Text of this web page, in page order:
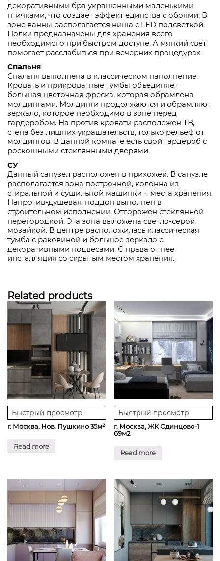
декоративными бра украшенными маленькими
птичками, что создает эффект единства с обоями. В
зоне ванны располагается ниша с LED подсветкой.
Полки предназначены для хранения всего
необходимого при быстром доступе. А мягкий свет
помогает расслабиться при вечерних процедурах.
Спальня
Спальня выполнена в классическом наполнение.
Кровать и прикроватные тумбы объединяет
большая цветочная фреска, которая обрамлена
молдингами. Молдинги продолжаются и обрамляют
зеркало, которое необходимо в зоне перед
гардеробом. На против кровати расположен ТВ,
стена без лишних украшательств, только рельеф от
молдингов. В данной комнате есть свой гардероб с
роскошными стеклянными дверями.
СУ
Данный санузел расположен в прихожей. В санузле
располагается зона построчной, колонна из
стиральной и сушильной машинки + места хранения.
Напротив-душевая, поддон выполнен в
строительном исполнении. Отгорожен стеклянной
перегородкой. Эта зона выложена светло-серой
мозайкой. В центре расположилась классическая
тумба с раковиной и большое зеркало с
декоративными подвесами. С права от нее
инсталляция со скрытым местом хранения.
Related products
Быстрый просмотр
г. Москва, Нов. Пушкино 35м²
Read more
Быстрый просмотр
г. Москва, ЖК Одинцово-1
69м2
Read more